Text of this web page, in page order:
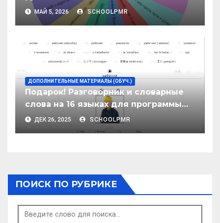
МАЙ 5, 2026 SCHOOLPMR
ДОПОЛНИТЕЛЬНЫЕ МАТЕРИАЛЫ (ОБУЧ.)
Подарок! Разговорник и словарные
слова на 16 языках для программы
AnkiДЕК 26, 2025 SCHOOLPMR
ПОИСК ПО РУБРИКЕ